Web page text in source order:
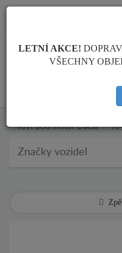
Kryt pod motor Dacia
Značky vozidel
LETNÍ AKCE!
VŠECHNY